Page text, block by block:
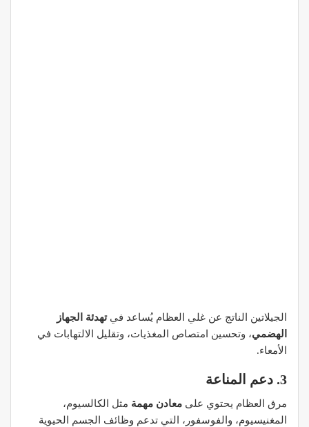
الجيلاتين الناتج عن غلي العظام يُساعد فيتهدئة الجهاز
الهضمي، وتحسين امتصاص المغذيات، وتقليل الالتهابات في
الأمعاء.
3. دعم المناعة
مرق العظام يحتوي على معادن مهمة مثل الكالسيوم،
المغنيسيوم، والفوسفور، التي تدعم وظائف الجسم الحيوية